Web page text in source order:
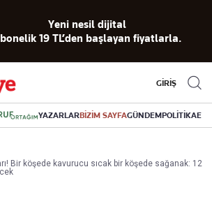
dijital arşiv
Akıllı haber
asistanı
Eski gazeteleri
indirme
canlı soru
cevap
GİRİŞ
YAZARLARBİZİM SAYFAGÜNDEMPOLİTİKA
Bir köşede kavurucu sıcak bir köşede sağanak: 12